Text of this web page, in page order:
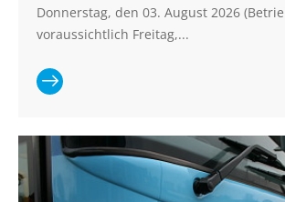
Donnerstag, den 03. August 2026
voraussichtlich Freitag,...
Artikel lesen:
Vollsperrung
der Wilhelm-